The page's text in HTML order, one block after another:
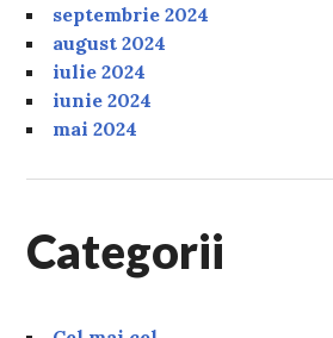
septembrie 2024
august 2024
iulie 2024
iunie 2024
mai 2024
Categorii